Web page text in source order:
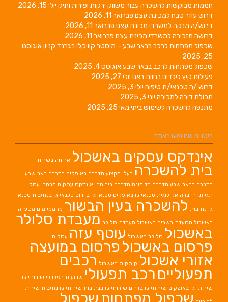
חממות מבוקשות להשכרה עבור משווק ירקות ופירות ותיק יולי 15, 2026
דרוש עוזר טבח למכינת עצם פברואר 11, 2026
דרוש/ה מנקה למשרדי מכינת עצם פברואר 11, 2026
דרושה מזכירה למשרדי מכינת עצם פברואר 11, 2026
שכפול מפתחות לרכב בבאר שבע – מיסטר קוויקלי בגרנד קניוןאוגוסט
25, 2025
שכפול מפתחות לרכב בבאר שבעאוגוסט 4, 2025
פעילות קיץ לילדים בחוות ראם יולי 27, 2025
דרוש /ה טכנאי/ת טיפוח יולי 3, 2025
תכולת דירה למכירה יוני 3, 2025
מתנפח להשכרה לשימוש ביתי מאי 25, 2025
ביטויים שחיפשו באתר
אינדקס עסקים באשכול ארוחה בשרית
בית להשכרה בעלי מקצוע הדברה באופקים הדברה באר שבע
הדברה בבאר שבע הדברה בדימונה הדברה בירוחם ואינדקס עסקים מרחבי עסק
תגיות: הדברה אקולוגית טכנאי גז באופקים טכנאי גז בדרום טכנאי גז בנתיבות טכנאי
גז נתיבות להשכרה בעין הבשור מחממי מים מסעדה
באשכול מסעדת בשרים באשכול מעבדת סלולר מעבדת סלולר
באשכול סלולר באשכול עוטף עזה עסקים
פרסום באשכול פרסום במועצה
אזורי אשכול קוסקוס באשכול רכבים
תפעוליים רכב תפעולי שבועות בגילו לי שירותי גז
שירותי גז באופקים שירותי גז בדרום שירותי גז בנתיבות שירותי גז נתיבות שירות